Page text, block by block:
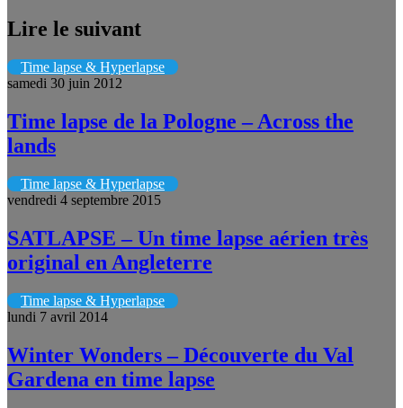
Lire le suivant
Time lapse & Hyperlapse
samedi 30 juin 2012
Time lapse de la Pologne – Across the
lands
Time lapse & Hyperlapse
vendredi 4 septembre 2015
SATLAPSE – Un time lapse aérien très
original en Angleterre
Time lapse & Hyperlapse
lundi 7 avril 2014
Winter Wonders – Découverte du Val
Gardena en time lapse